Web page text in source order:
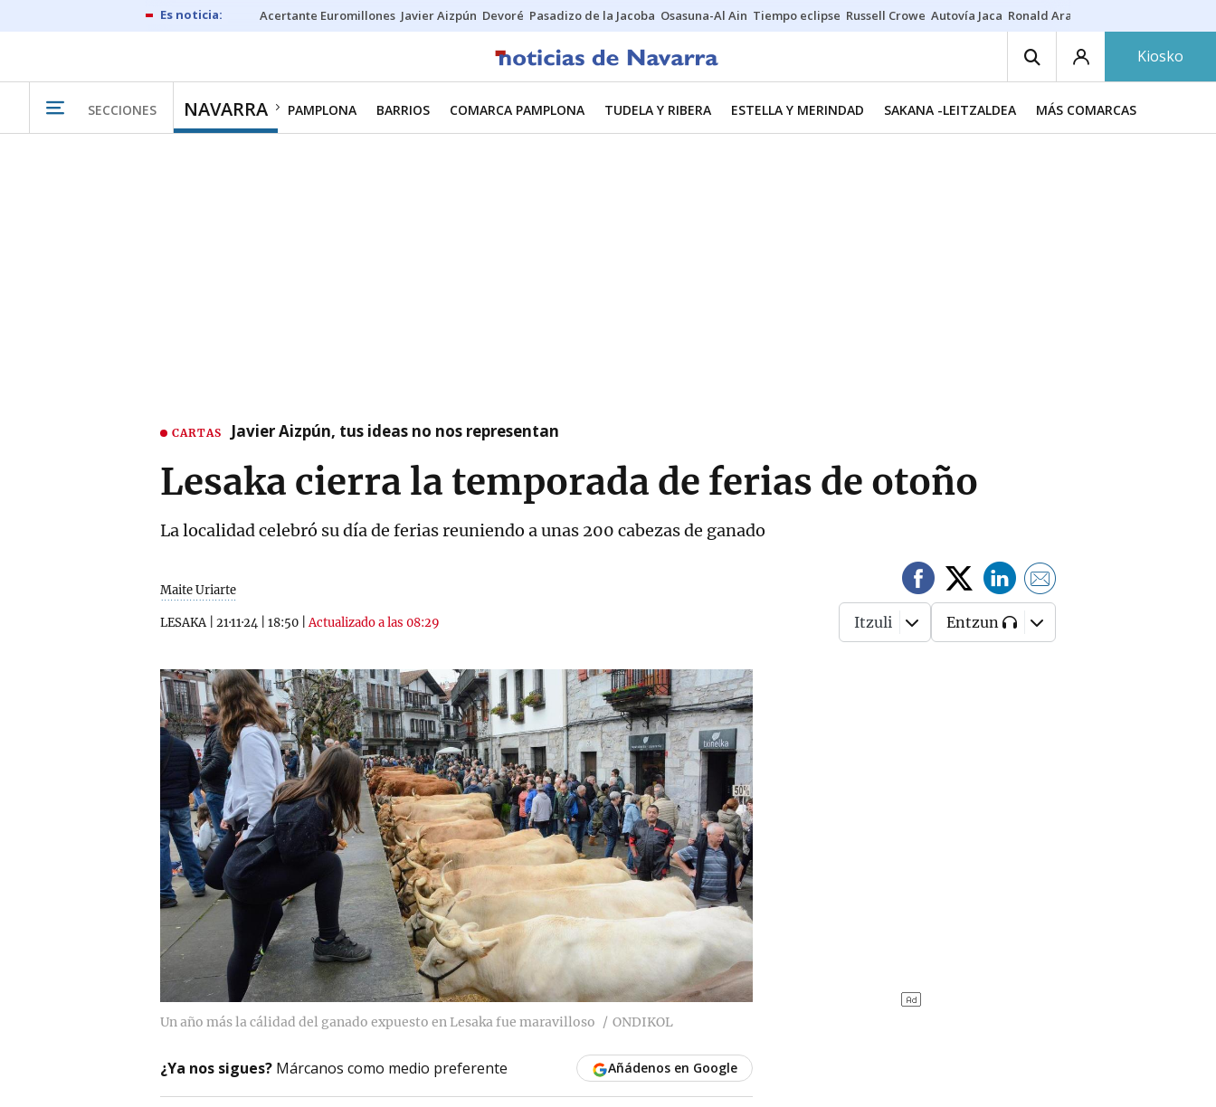
Acertante Euromillones Javier Aizpún Devoré Pasadizo de la Jacoba Osasuna-Al Ain Tiempo eclipse Russell Crowe Autovía Jaca Ronald Araújo
Kiosko
SECCIONES NAVARRA PAMPLONA BARRIOS COMARCA PAMPLONA TUDELA Y RIBERA ESTELLA Y MERINDAD SAKANA -LEITZALDEA MÁS COMARCAS
CARTAS Javier Aizpún, tus ideas no nos representan
Lesaka cierra la temporada de ferias de otoño
La localidad celebró su día de ferias reuniendo a unas 200 cabezas de ganado
Maite Uriarte
LESAKA| 21·11·24 18:50 |Actualizado a las 08:29 Itzuli Entzun
Un año más la cálidad del ganado expuesto en Lesaka fue maravilloso ONDIKOL
¿Ya nos sigues? Márcanos como medio preferente Añádenos en Google